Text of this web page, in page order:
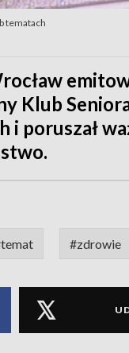
tematach
Klub
poruszał
#zdrowie